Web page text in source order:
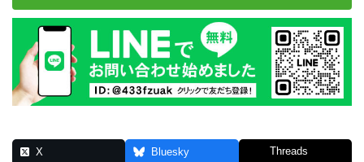
X Bluesky Threads